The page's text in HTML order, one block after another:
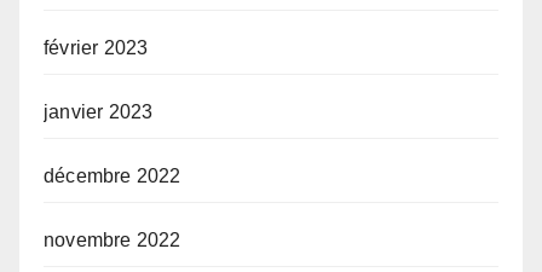
février 2023
janvier 2023
décembre 2022
novembre 2022